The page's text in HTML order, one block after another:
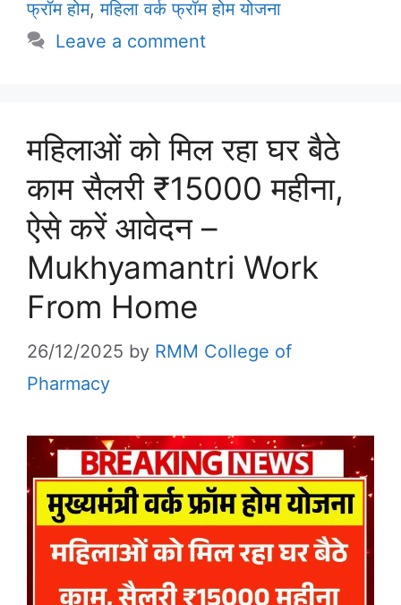
फ्रॉम होम,महिला वर्क फ्रॉम होम योजना
Leave a comment
महिलाओं को मिल रहा घर बैठे
काम सैलरी ₹15000 महीना,
ऐसे करें आवेदन –
Mukhyamantri Work
From Home
26/12/2025 by RMM College of
Pharmacy